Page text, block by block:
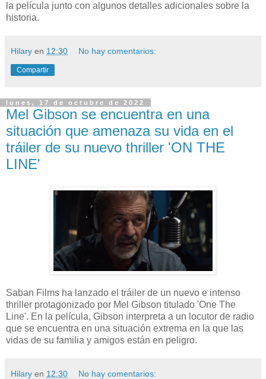
la película junto con algunos detalles adicionales sobre la
historia.
Hilary en 12:30 No hay comentarios:
Compartir
lunes, 17 de octubre de 2022
Mel Gibson se encuentra en una
situación que amenaza su vida en el
tráiler de su nuevo thriller 'ON THE
LINE'
Saban Films ha lanzado el tráiler de un nuevo e intenso
thriller protagonizado por Mel Gibson titulado 'One The
Line'. En la película, Gibson interpreta a un locutor de radio
que se encuentra en una situación extrema en la que las
vidas de su familia y amigos están en peligro.
Hilary en 12:30 No hay comentarios: